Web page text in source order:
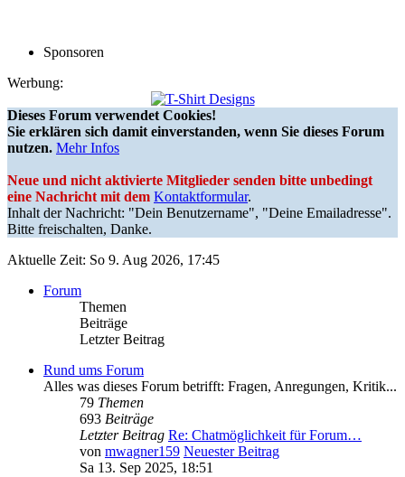
Sponsoren
Werbung:
Dieses Forum verwendet Cookies!
Sie erklären sich damit einverstanden, wenn Sie dieses Forum
nutzen. Mehr Infos
Neue und nicht aktivierte Mitglieder senden bitte unbedingt
eine Nachricht mit dem Kontaktformular.
Inhalt der Nachricht: "Dein Benutzername", "Deine Emailadresse".
Bitte freischalten, Danke.
Aktuelle Zeit: So 9. Aug 2026, 17:45
Forum
Themen
Beiträge
Letzter Beitrag
Rund ums Forum
Alles was dieses Forum betrifft: Fragen, Anregungen, Kritik...
79 Themen
693 Beiträge
Letzter Beitrag Re: Chatmöglichkeit für Forum…
von mwagner159 Neuester Beitrag
Sa 13. Sep 2025, 18:51